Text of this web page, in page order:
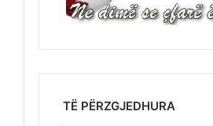
TË PËRZGJEDHURA